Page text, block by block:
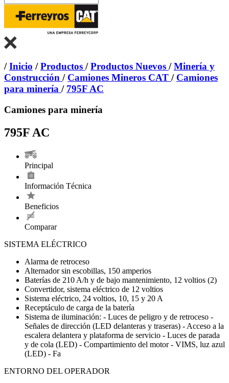
/Inicio /Productos /Productos Nuevos /Minería y
Construcción / Camiones Mineros CAT / Camiones
para minería / 795F AC
Camiones para minería
795F AC
Principal
Información Técnica
Beneficios
Comparar
SISTEMA ELÉCTRICO
Alarma de retroceso
Alternador sin escobillas, 150 amperios
Baterías de 210 A/h y de bajo mantenimiento, 12 voltios (2)
Convertidor, sistema eléctrico de 12 voltios
Sistema eléctrico, 24 voltios, 10, 15 y 20 A
Receptáculo de carga de la batería
Sistema de iluminación: - Luces de peligro y de retroceso -
Señales de dirección (LED delanteras y traseras) - Acceso a la
escalera delantera y plataforma de servicio - Luces de parada
y de cola (LED) - Compartimiento del motor - VIMS, luz azul
(LED) - Fa
ENTORNO DEL OPERADOR